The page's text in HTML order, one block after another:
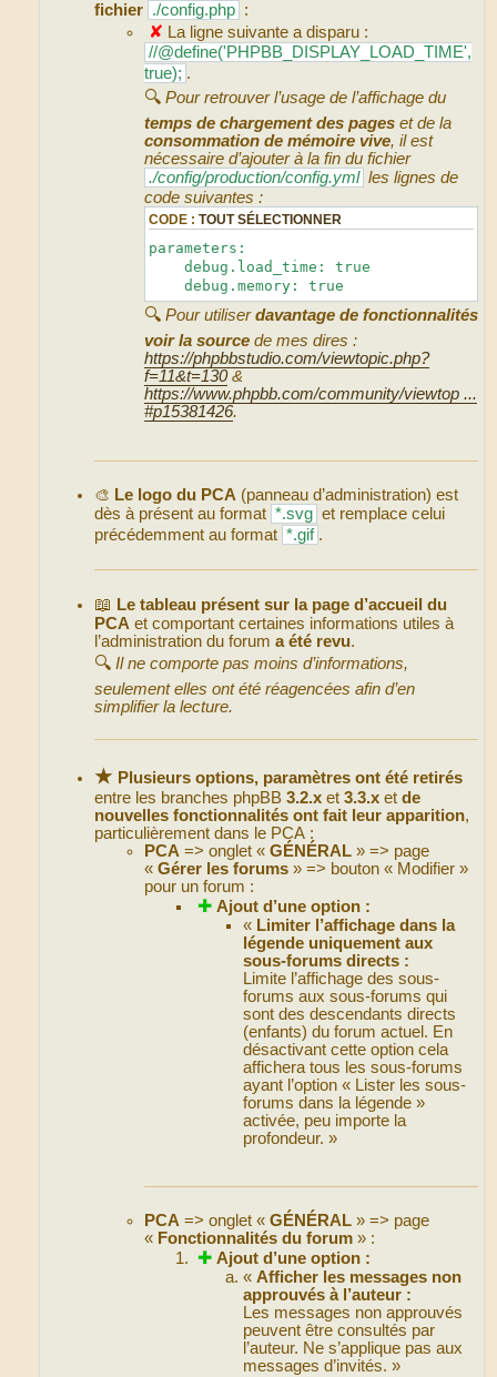
fichier ./config.php :
✘ La ligne suivante a disparu :
//@define('PHPBB_DISPLAY_LOAD_TIME',
true); .
🔍 Pour retrouver l’usage de l’affichage du
temps de chargement des pageset de la
consommation de mémoire vive, il est
nécessaire d’ajouter à la fin du fichier
./config/production/config.yml les lignes de
code suivantes :
CODE : TOUT SÉLECTIONNER
parameters:
debug.load_time: true
debug.memory: true
🔍 Pour utiliserdavantage de fonctionnalités
voir la sourcede mes dires :
https://phpbbstudio.com/viewtopic.php?
f=11&t=130&
https://www.phpbb.com/community/viewtop ...
#p15381426.
🎨 Le logo du PCA (panneau d’administration) est
dès à présent au format *.svg et remplace celui
précédemment au format *.gif .
📖 Le tableau présent sur la page d’accueil du
PCA et comportant certaines informations utiles à
l’administration du foruma été revu.
🔍Il ne comporte pas moins d’informations,
seulement elles ont été réagencées afin d’en
simplifier la lecture.
★ Plusieurs options, paramètres ont été retirés
entre les branches phpBB3.2.x et3.3.x etde
nouvelles fonctionnalités ont fait leur apparition,
particulièrement dans le PCA :
PCA => onglet « GÉNÉRAL» => page
« Gérer les forums» => bouton « Modifier »
pour un forum :
✚Ajout d’une option :
« Limiter l’affichage dans la
légende uniquement aux
sous-forums directs :
Limite l’affichage des sous-
forums aux sous-forums qui
sont des descendants directs
(enfants) du forum actuel. En
désactivant cette option cela
affichera tous les sous-forums
ayant l’option « Lister les sous-
forums dans la légende »
activée, peu importe la
profondeur. »
PCA=> onglet « GÉNÉRAL» => page
« Fonctionnalités du forum» :
✚Ajout d’une option :
« Afficher les messages non
approuvés à l’auteur :
Les messages non approuvés
peuvent être consultés par
l’auteur. Ne s’applique pas aux
messages d’invités. »